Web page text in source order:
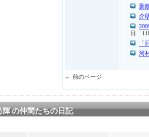
新
介
日 11
「
河
← 前のページ
輝 の仲間たちの日記